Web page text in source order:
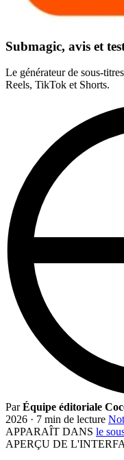
Submagic, avis et
Le générateur de sous-
Reels, TikTok et Shorts.
ParÉquipe éditoriale
2026 · 7 min de lecture
APPARAÎT DANS le
APERÇU DE